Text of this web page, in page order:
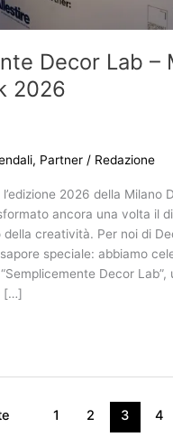
Decor Lab –
2026
, Partner / Redazione
2026 della Milano
ancora una volta il
della creatività. Per noi di
speciale: abbiamo
Decor Lab”,
[…]
1 2 3 4